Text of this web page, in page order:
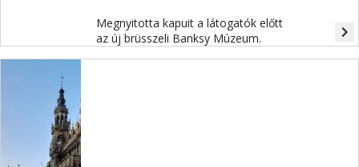
Megnyitotta kapuit a látogatók előtt
az új brüsszeli Banksy Múzeum.
navigate_next